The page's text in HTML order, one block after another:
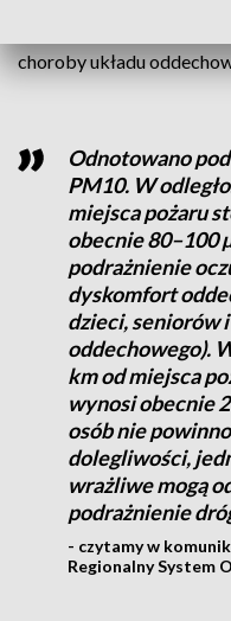
choroby układu
Odnotowano
PM10. W
miejsca pożaru
obecnie 80–100
podrażnienie
dyskomfort
dzieci, seniorów
oddechowego).
km od miejsca
wynosi obecnie
osób nie
dolegliwości,
wrażliwe mogą
podrażnienie
- czytamy w
Regionalny System